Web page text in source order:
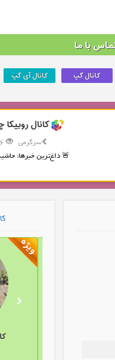
با ما
کانال گپ کانال آی گپ
کانال روبیکا
سرگرمی
🚨 داغ‌ترین خبرها،